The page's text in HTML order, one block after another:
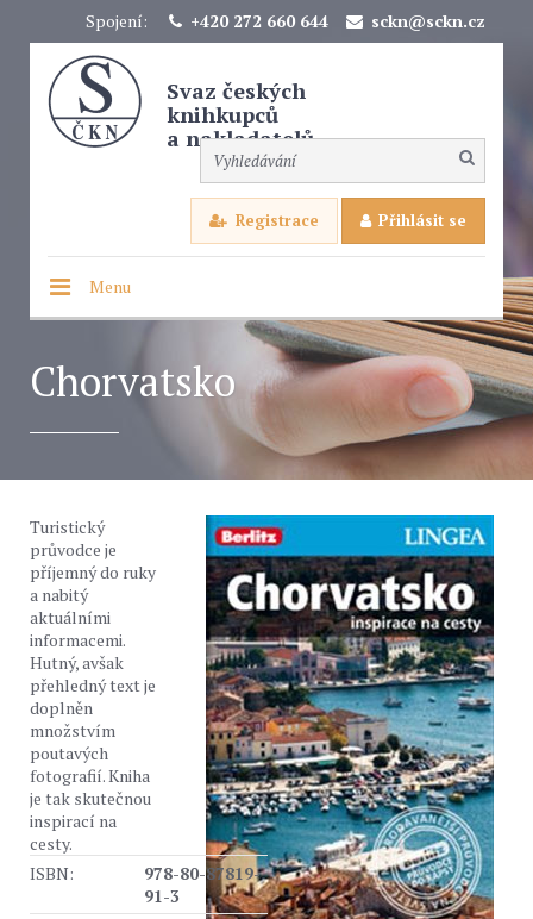
Spojení: +420 272 660 644 sckn@sckn.cz
Svaz českých
knihkupců
a nakladatelů
Registrace Přihlásit se
Menu
Chorvatsko
Turistický
průvodce je
příjemný do ruky
a nabitý
aktuálními
informacemi.
Hutný, avšak
přehledný text je
doplněn
množstvím
poutavých
fotografií. Kniha
je tak skutečnou
inspirací na
cesty.
ISBN:
978-80-87819-
91-3